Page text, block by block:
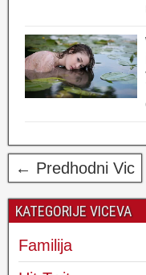
← Predhodni Vic
KATEGORIJE VICEVA
Familija